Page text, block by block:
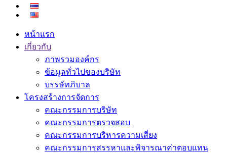
หน้าแรก
เกี่ยวกับ
ภาพรวมองค์กร
ข้อมูลทั่วไปของบริษัท
บรรษัทภิบาล
โครงสร้างการจัดการ
คณะกรรมการบริษัท
คณะกรรมการตรวจสอบ
คณะกรรมการบริหารความเสี่ยง
คณะกรรมการสรรหาและพิจารณาค่าตอบแทน